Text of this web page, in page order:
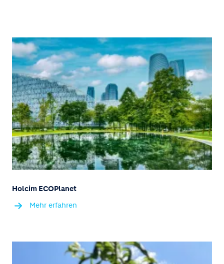
Holcim ECOPlanet
Mehr erfahren